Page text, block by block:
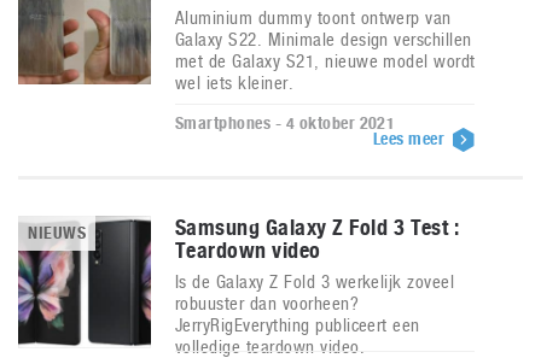
Aluminium dummy toont ontwerp van
Galaxy S22. Minimale design verschillen
met de Galaxy S21, nieuwe model wordt
wel iets kleiner.
Smartphones - 4 oktober 2021
Lees meer
NIEUWS
Samsung Galaxy Z Fold 3 Test :
Teardown video
Is de Galaxy Z Fold 3 werkelijk zoveel
robuuster dan voorheen?
JerryRigEverything publiceert een
volledige teardown video.